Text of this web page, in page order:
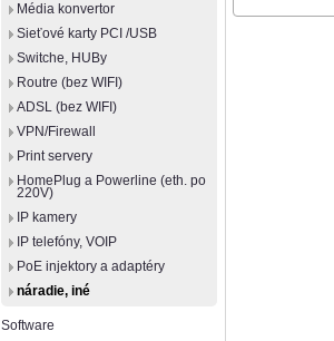
Média konvertor
Sieťové karty PCI /USB
Switche, HUBy
Routre (bez WIFI)
ADSL (bez WIFI)
VPN/Firewall
Print servery
HomePlug a Powerline (eth. po
220V)
IP kamery
IP telefóny, VOIP
PoE injektory a adaptéry
náradie, iné
Software